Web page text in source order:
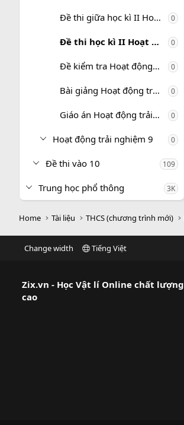
Đề thi giữa học kì II Hoạt động trải nghiệm 8 0
Đề thi học kì II Hoạt động trải nghiệm 8 0
Đề kiểm tra Hoạt động trải nghiệm 8 0
Bài giảng Hoạt động trải nghiệm 8 0
Giáo án Hoạt động trải nghiệm 8 0
Hoạt động trải nghiệm 9 0
Đề thi vào 10 109
Trung học phổ thông 3K
Home Tài liệu THCS (chương trình mới)
Change width Tiếng Việt
Zix.vn - Học Vật lí Online chất lượng
cao